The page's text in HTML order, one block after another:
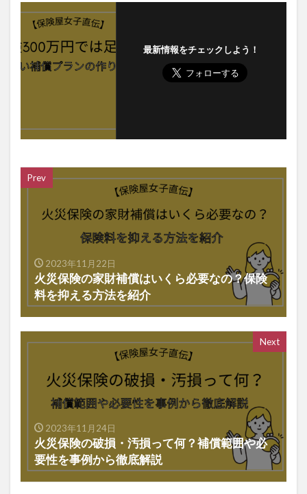
最新情報をチェックしよう！
Prev
2023年11月22日
火災保険の家財補償はいくら必要なの？保険
料を抑える方法を紹介
Next
2023年11月24日
火災保険の破損・汚損って何？補償範囲や必
要性を事例から徹底解説